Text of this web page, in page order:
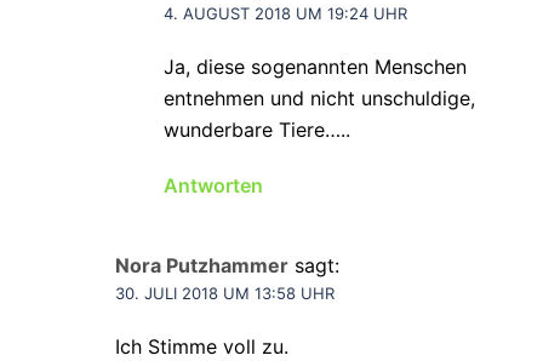
4. AUGUST 2018 UM 19:24 UHR
Ja, diese sogenannten Menschen
entnehmen und nicht unschuldige,
wunderbare Tiere…..
Antworten
Nora Putzhammer sagt:
30. JULI 2018 UM 13:58 UHR
Ich Stimme voll zu.